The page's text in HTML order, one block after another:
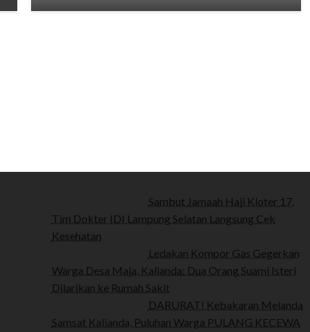
Sambut Jamaah Haji Kloter 17,
Tim Dokter IDI Lampung Selatan Langsung Cek
Kesehatan
Ledakan Kompor Gas Gegerkan
Warga Desa Maja, Kalianda: Dua Orang Suami Isteri
Dilarikan ke Rumah Sakit
DARURAT! Kebakaran Melanda
Samsat Kalianda, Puluhan Warga PULANG KECEWA